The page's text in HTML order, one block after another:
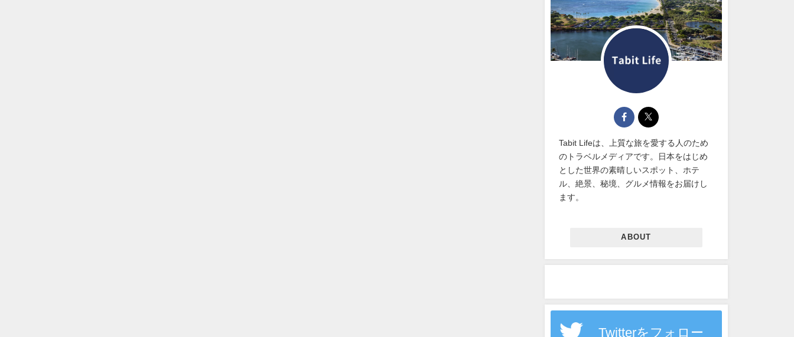
Tabit Lifeは、上質な旅を愛する人のため
のトラベルメディアです。日本をはじめ
とした世界の素晴しいスポット、ホテ
ル、絶景、秘境、グルメ情報をお届けし
ます。
ABOUT
Twitterをフォロー